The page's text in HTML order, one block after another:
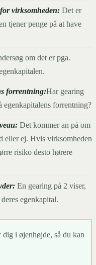
virksomheden: Det er
tjener penge på at have
om det er pga.
forrentning:Har gearing
forrentning?
Det kommer an på om
eller ej. Hvis virksomheden
risiko desto hørere
En gearing på 2 viser,
egenkapital.
i øjenhøjde, så du kan